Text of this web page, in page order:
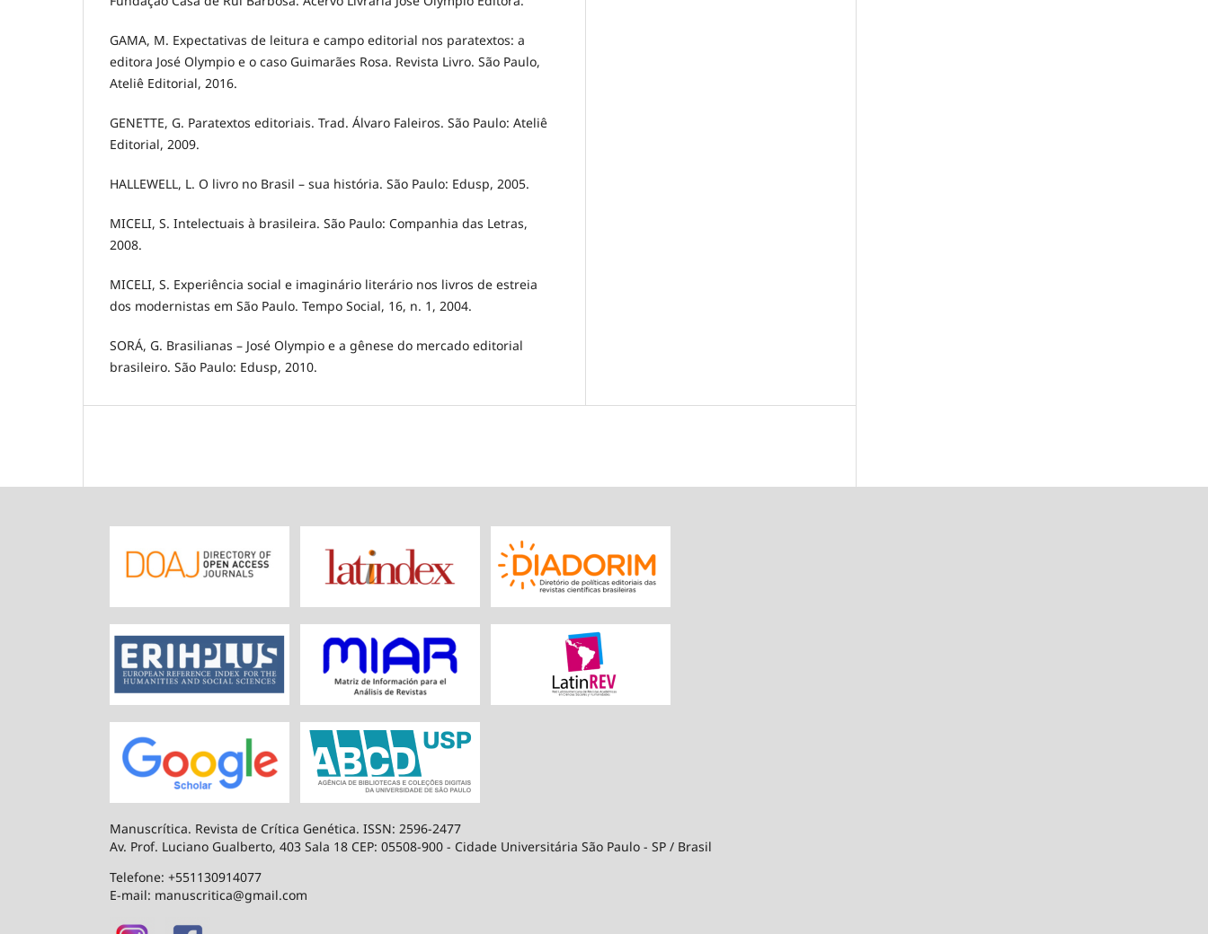
GAMA, M. Expectativas de leitura e campo editorial nos paratextos: a
editora José Olympio e o caso Guimarães Rosa. Revista Livro. São Paulo,
Ateliê Editorial, 2016.
GENETTE, G. Paratextos editoriais. Trad. Álvaro Faleiros. São Paulo: Ateliê
Editorial, 2009.
HALLEWELL, L. O livro no Brasil – sua história. São Paulo: Edusp, 2005.
MICELI, S. Intelectuais à brasileira. São Paulo: Companhia das Letras,
2008.
MICELI, S. Experiência social e imaginário literário nos livros de estreia
dos modernistas em São Paulo. Tempo Social, 16, n. 1, 2004.
SORÁ, G. Brasilianas – José Olympio e a gênese do mercado editorial
brasileiro. São Paulo: Edusp, 2010.
Manuscrítica. Revista de Crítica Genética. ISSN: 2596-2477
Av. Prof. Luciano Gualberto, 403 Sala 18 CEP: 05508-900 - Cidade Universitária São Paulo - SP / Brasil
Telefone: +551130914077
E-mail: manuscritica@gmail.com